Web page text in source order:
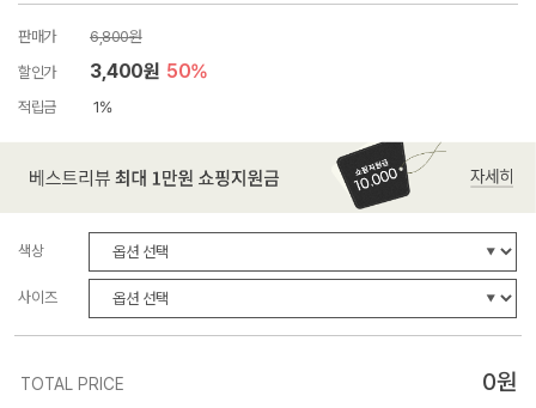
판매가
6,800원
할인가
3,400원 50%
적립금 1%
색상
사이즈
TOTAL PRICE 0원